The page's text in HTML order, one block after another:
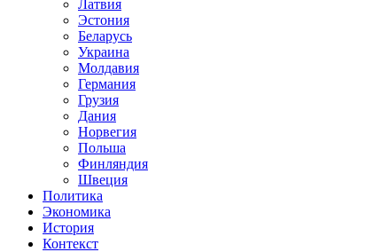
Латвия
Эстония
Беларусь
Украина
Молдавия
Германия
Грузия
Дания
Норвегия
Польша
Финляндия
Швеция
Политика
Экономика
История
Контекст